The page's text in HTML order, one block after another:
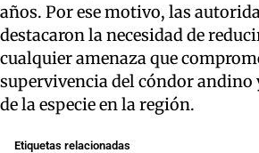
años. Por ese motivo, las
destacaron la necesidad de
cualquier amenaza que
supervivencia del cóndor andino
de la especie en la región.
Etiquetas relacionadas